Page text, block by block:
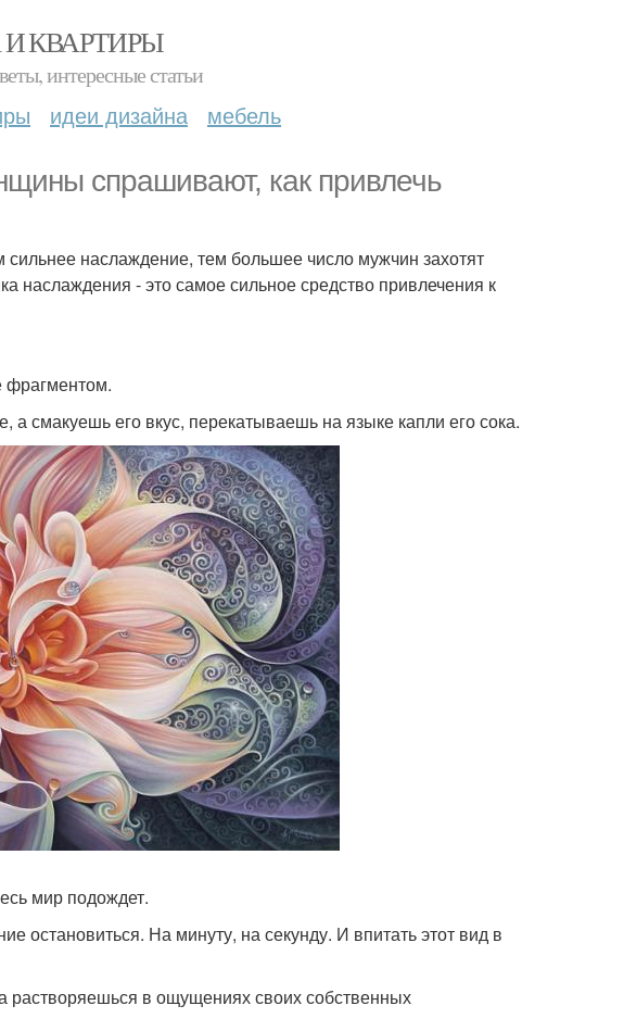
КВАРТИРЫ
интересные статьи
идеи дизайна мебель
спрашивают, как привлечь
сильнее наслаждение, тем большее число мужчин захотят
наслаждения - это самое сильное средство привлечения к
фрагментом.
смакуешь его вкус, перекатываешь на языке капли его сока.
мир подождет.
остановиться. На минуту, на секунду. И впитать этот вид в
растворяешься в ощущениях своих собственных